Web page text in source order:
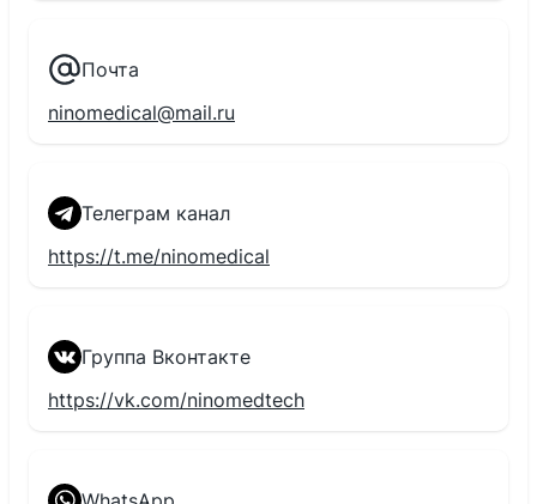
Почта
ninomedical@mail.ru
Телеграм канал
https://t.me/ninomedical
Группа Вконтакте
https://vk.com/ninomedtech